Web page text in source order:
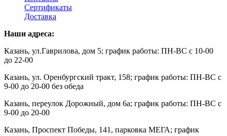
Сертификаты
Доставка
Наши адреса:
Казань, ул.Гаврилова, дом 5; график работы: ПН-ВС с 10-00
до 22-00
Казань, ул. Оренбургский тракт, 158; график работы: ПН-ВС с
9-00 до 20-00 без обеда
Казань, переулок Дорожный, дом 6а; график работы: ПН-ВС с
9-00 до 20-00
Казань, Проспект Победы, 141, парковка МЕГА; график